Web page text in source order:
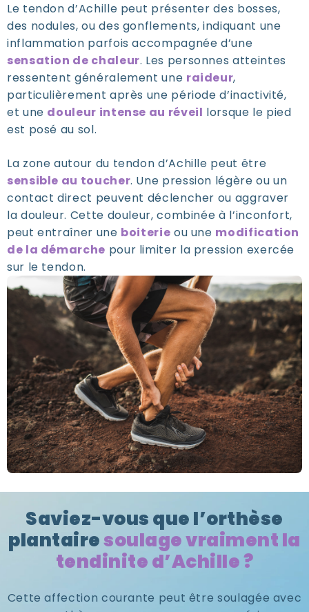
Le tendon d’Achille peut présenter des bosses,
des nodules, ou des gonflements, indiquant une
inflammation parfois accompagnée d’une
sensation de chaleur. Les personnes atteintes
ressentent généralement une raideur,
particulièrement après une période d’inactivité,
et une douleur intense au réveil lorsque le pied
est posé au sol.
La zone autour du tendon d’Achille peut être
sensible au toucher. Une pression légère ou un
contact direct peuvent déclencher ou aggraver
la douleur. Cette douleur, combinée à l’inconfort,
peut entraîner une boiterie ou une modification
de la démarche pour limiter la pression exercée
sur le tendon.
Saviez-vous que l’orthèse
plantairesoulage vraiment la
tendinite d’Achille ?
Cette affection courante peut être soulagée avec